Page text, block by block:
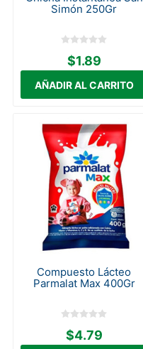
Simón 250Gr
$1.89
Compuesto Lácteo
Parmalat Max 400Gr
$4.79